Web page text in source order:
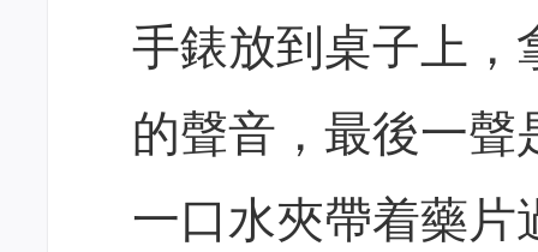
手錶放到桌子上，
的聲音，最後一聲
一口水夾帶着藥片